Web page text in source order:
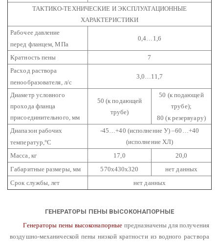
ТАКТИКО-ТЕХНИЧЕСКИЕ И ЭКСПЛУАТАЦИОННЫЕ
ХАРАКТЕРИСТИКИ
Рабочее давление
перед фланцем, МПа
0,4…1,6
Кратность пены
7
Расход раствора
пенообразователя, л/с
3,0…11,7
Диаметр условного
прохода фланца
присоединительного, мм
50 (к подающей
трубе)
50 (к подающей
трубе);
80 (к резервуару)
Диапазон рабочих
температур,°С
-45…+40 (исполнение У) –60…+40
(исполнение ХЛ)
Масса, кг
17,0
20,0
Габаритные размеры, мм
570х430х320
нет данных
Срок службы, лет
нет данных
ГЕНЕРАТОРЫ ПЕНЫ ВЫСОКОНАПОРНЫЕ
Генераторы пены высоконапорные предназначены для получения
воздушно-механической пены низкой кратности из водного раствора